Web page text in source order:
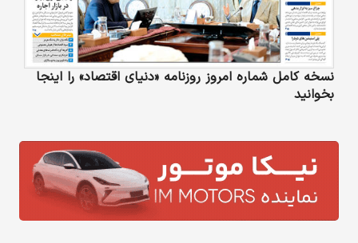
نسخه کامل شماره امروز روزنامه «دنیای‌ اقتصاد» را اینجا
بخوانید